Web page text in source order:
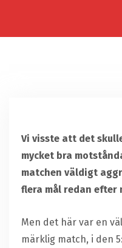
Vi visste att det
mycket bra
matchen väldigt
flera mål redan efter
Men det här var en
märklig match, i den